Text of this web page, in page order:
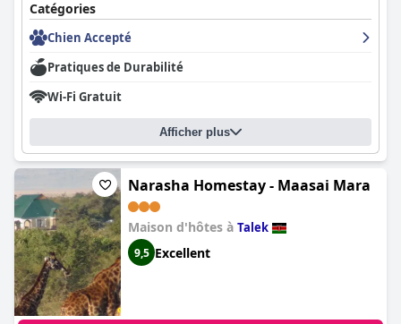
Catégories
Chien Accepté
Pratiques de Durabilité
Wi-Fi Gratuit
Afficher plus
Narasha Homestay - Maasai Mara
Maison d'hôtes à Talek
9,5 Excellent